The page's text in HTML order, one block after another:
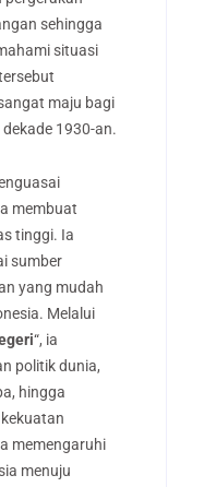
sehingga
situasi
maju bagi
1930-an.
membuat
tinggi. Ia
sumber
yang mudah
Melalui
“, ia
politik dunia,
hingga
memengaruhi
menuju